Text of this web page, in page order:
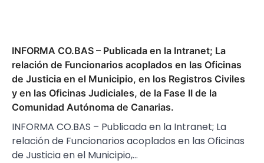
INFORMA CO.BAS – Publicada en la Intranet; La
relación de Funcionarios acoplados en las Oficinas
de Justicia en el Municipio, en los Registros Civiles
y en las Oficinas Judiciales, de la Fase II de la
Comunidad Autónoma de Canarias.
INFORMA CO.BAS – Publicada en la Intranet; La
relación de Funcionarios acoplados en las Oficinas
de Justicia en el Municipio,…